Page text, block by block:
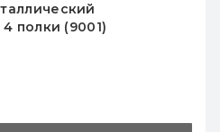
полки (9001)